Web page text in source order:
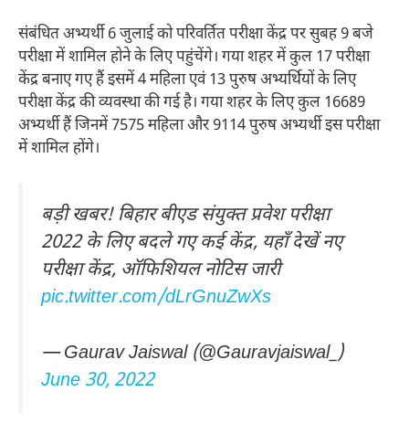
संबंधित अभ्यर्थी 6 जुलाई को परिवर्तित परीक्षा केंद्र पर सुबह 9 बजे
परीक्षा में शामिल होने के लिए पहुंचेंगे। गया शहर में कुल 17 परीक्षा
केंद्र बनाए गए हैं इसमें 4 महिला एवं 13 पुरुष अभ्यर्थियों के लिए
परीक्षा केंद्र की व्यवस्था की गई है। गया शहर के लिए कुल 16689
अभ्यर्थी हैं जिनमें 7575 महिला और 9114 पुरुष अभ्यर्थी इस परीक्षा
में शामिल होंगे।
बड़ी खबर! बिहार बीएड संयुक्त प्रवेश परीक्षा
2022 के लिए बदले गए कई केंद्र, यहाँ देखें नए
परीक्षा केंद्र, ऑफिशियल नोटिस जारी
pic.twitter.com/dLrGnuZwXs
— Gaurav Jaiswal (@Gauravjaiswal_)
June 30, 2022